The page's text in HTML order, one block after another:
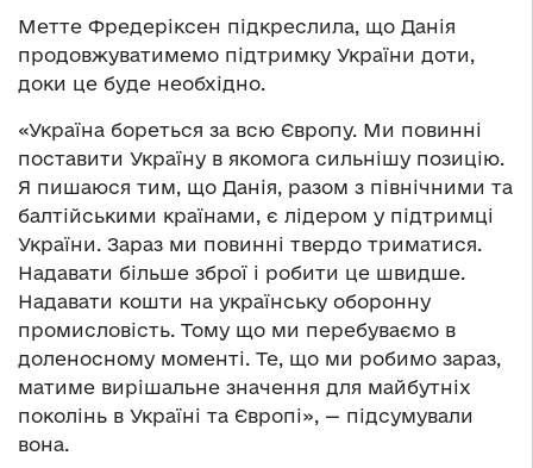
Метте Фредеріксен підкреслила, що Данія
продовжуватимемо підтримку України доти,
доки це буде необхідно.
«Україна бореться за всю Європу. Ми повинні
поставити Україну в якомога сильнішу позицію.
Я пишаюся тим, що Данія, разом з північними та
балтійськими країнами, є лідером у підтримці
України. Зараз ми повинні твердо триматися.
Надавати більше зброї і робити це швидше.
Надавати кошти на українську оборонну
промисловість. Тому що ми перебуваємо в
доленосному моменті. Те, що ми робимо зараз,
матиме вирішальне значення для майбутніх
поколінь в Україні та Європі», — підсумували
вона.